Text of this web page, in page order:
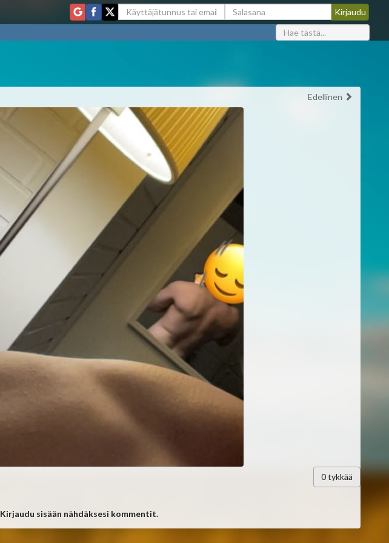
Edellinen
0tykkää
Kirjaudu sisään nähdäksesi kommentit.